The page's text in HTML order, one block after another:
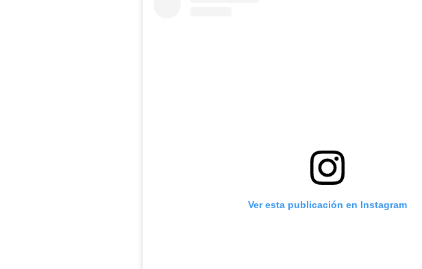
Ver esta publicación en Instagram